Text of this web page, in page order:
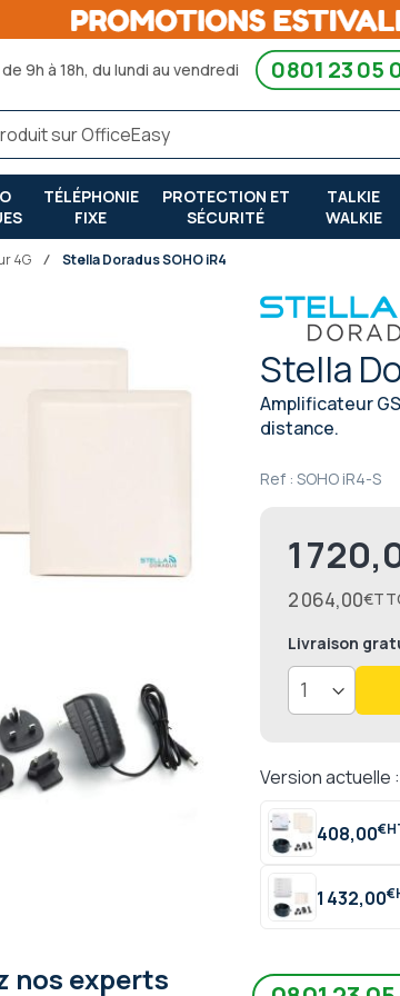
9h à 18h, du lundi au vendredi 0801 23 05
TÉLÉPHONIE
FIXE
PROTECTION ET
SÉCURITÉ
TALKIE
WALKIE
4G Stella Doradus SOHO iR4
Stella
Amplificateur
distance.
Ref : SOHO iR4-S
1
2 064,00€
Livraison
Version actuelle :
408,00€
1 432,00€
nos experts